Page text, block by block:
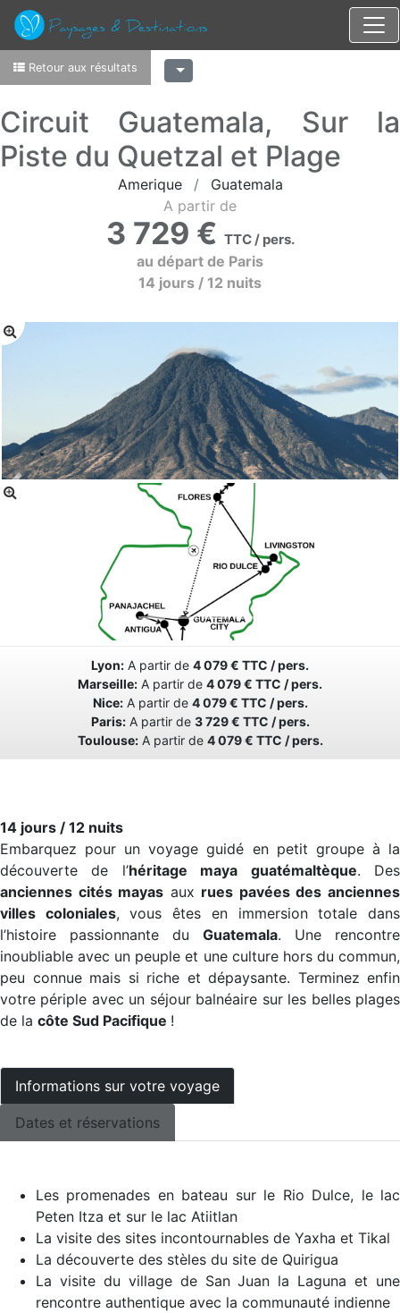
Retour aux résultats
Circuit Guatemala, Sur la
Piste du Quetzal et Plage
Amerique
Guatemala
A partir de
3 729 € TTC / pers.
au départ de Paris
14 jours / 12 nuits
Lyon: A partir de 4 079 € TTC / pers.
Marseille: A partir de 4 079 € TTC / pers.
Nice:A partir de 4 079 € TTC / pers.
Paris:A partir de 3 729 € TTC / pers.
Toulouse:A partir de 4 079 € TTC / pers.
14 jours / 12 nuits
Embarquez pour un voyage guidé en petit groupe à la
découverte de l’héritage maya guatémaltèque. Des
anciennes cités mayas aux rues pavées des anciennes
villes coloniales, vous êtes en immersion totale dans
l’histoire passionnante du Guatemala. Une rencontre
inoubliable avec un peuple et une culture hors du commun,
peu connue mais si riche et dépaysante. Terminez enfin
votre périple avec un séjour balnéaire sur les belles plages
de la côte Sud Pacifique !
Informations sur votre voyage
Dates et réservations
Les promenades en bateau sur le Rio Dulce, le lac
Peten Itza et sur le lac Atiitlan
La visite des sites incontournables de Yaxha et Tikal
La découverte des stèles du site de Quirigua
La visite du village de San Juan la Laguna et une
rencontre authentique avec la communauté indienne